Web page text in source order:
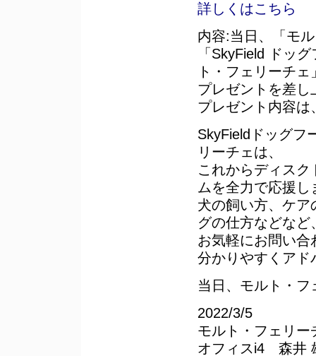
詳しくはこちら
内容:当日、「モ
「SkyField ドッ
ト・フェリーチェ
プレゼントを差し
プレゼント内容は
SkyFieldドッグフ
リーチェは、
これからディス
ムを全力で応援し
犬の飼い方、ケ
グの仕方などなど
お気軽にお問い合
分かりやすくアド
当日、モルト・
2022/3/5
モルト・フェリー
オフィスi4 森井